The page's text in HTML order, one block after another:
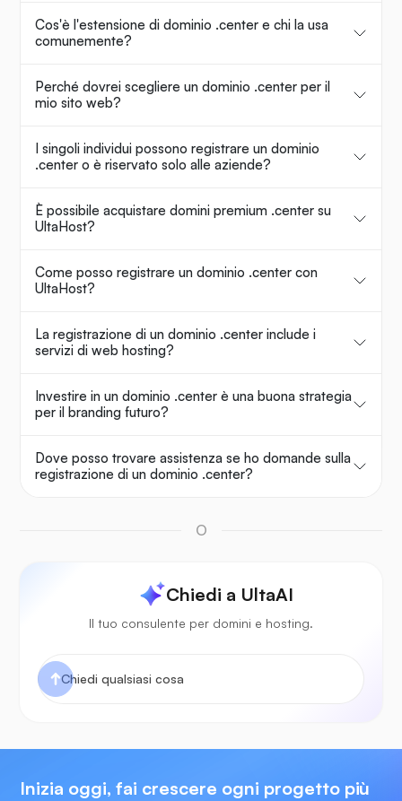
Cos'è l'estensione di dominio .center e chi la usa
comunemente?
Perché dovrei scegliere un dominio .center per il
mio sito web?
I singoli individui possono registrare un dominio
.center o è riservato solo alle aziende?
È possibile acquistare domini premium .center su
UltaHost?
Come posso registrare un dominio .center con
UltaHost?
La registrazione di un dominio .center include i
servizi di web hosting?
Investire in un dominio .center è una buona strategia
per il branding futuro?
Dove posso trovare assistenza se ho domande sulla
registrazione di un dominio .center?
O
Chiedi a UltaAI
Il tuo consulente per domini e hosting.
Inizia oggi, fai crescere ogni progetto più